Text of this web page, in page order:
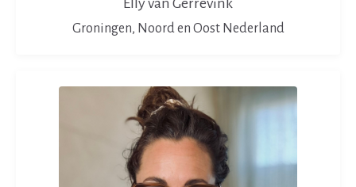
Groningen, Noord en Oost Nederland